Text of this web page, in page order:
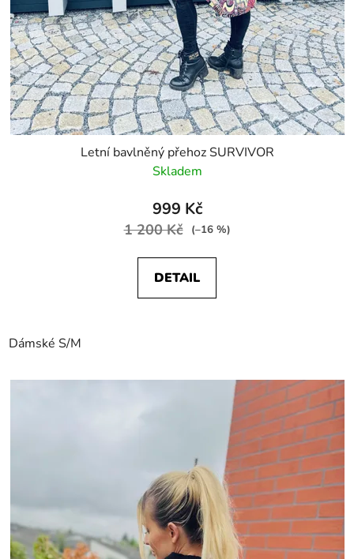
Letní bavlněný přehoz SURVIVOR
Skladem
999 Kč
1 200 Kč (–16 %)
DETAIL
Dámské S/M